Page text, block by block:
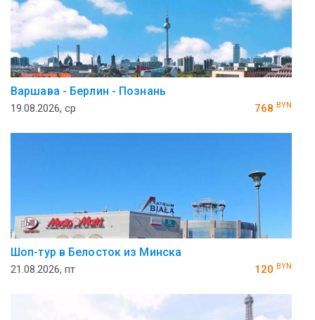
Варшава - Берлин - Познань
19.08.2026, ср 768 BYN
Шоп-тур в Белосток из Минска
21.08.2026, пт 120 BYN